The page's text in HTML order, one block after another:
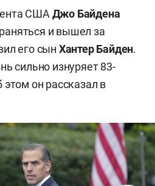
СШАДжо Байдена
и вышел за
его сын Хантер Байден.
сильно изнуряет 83-
этом он рассказал в